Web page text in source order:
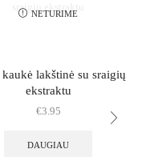
NETURIME
lakštinė su sraigių
ekstraktu
€3.95
DAUGIAU